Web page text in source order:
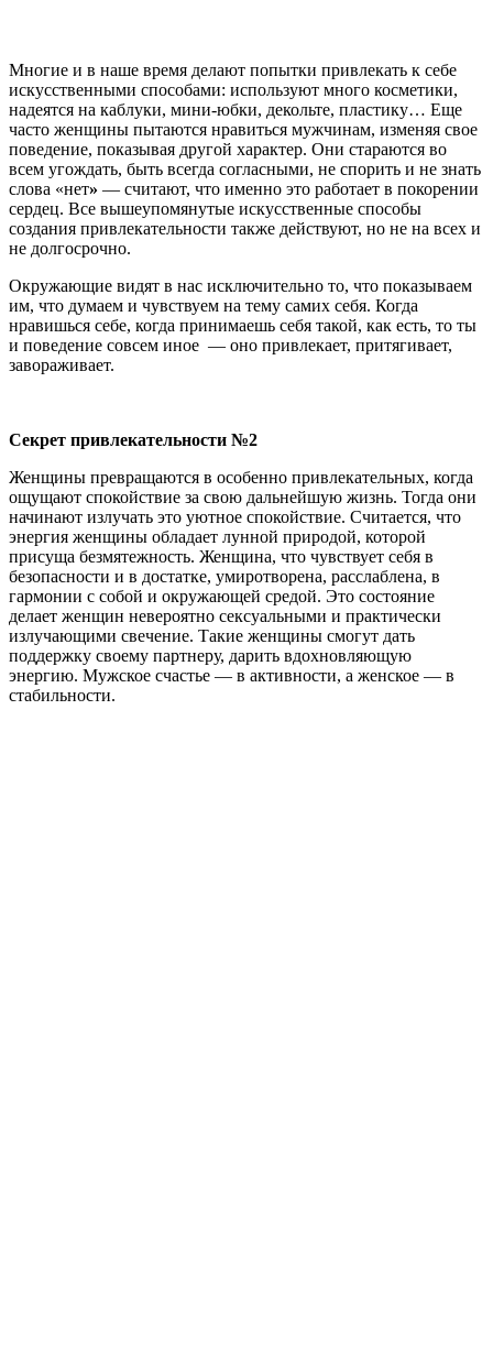
Многие и в наше время делают попытки привлекать к себе
искусственными способами: используют много косметики,
надеятся на каблуки, мини-юбки, декольте, пластику… Еще
часто женщины пытаются нравиться мужчинам, изменяя свое
поведение, показывая другой характер. Они стараются во
всем угождать, быть всегда согласными, не спорить и не знать
слова «нет» — считают, что именно это работает в покорении
сердец. Все вышеупомянутые искусственные способы
создания привлекательности также действуют, но не на всех и
не долгосрочно.
Окружающие видят в нас исключительно то, что показываем
им, что думаем и чувствуем на тему самих себя. Когда
нравишься себе, когда принимаешь себя такой, как есть, то ты
и поведение совсем иное — оно привлекает, притягивает,
завораживает.
Секрет привлекательности №2
Женщины превращаются в особенно привлекательных, когда
ощущают спокойствие за свою дальнейшую жизнь. Тогда они
начинают излучать это уютное спокойствие. Считается, что
энергия женщины обладает лунной природой, которой
присуща безмятежность. Женщина, что чувствует себя в
безопасности и в достатке, умиротворена, расслаблена, в
гармонии с собой и окружающей средой. Это состояние
делает женщин невероятно сексуальными и практически
излучающими свечение. Такие женщины смогут дать
поддержку своему партнеру, дарить вдохновляющую
энергию. Мужское счастье — в активности, а женское — в
стабильности.